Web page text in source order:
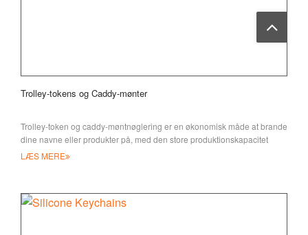
Trolley-tokens og Caddy-mønter
Trolley-token og caddy-møntnøglering er en økonomisk måde at brande
dine navne eller produkter på, med den store produktionskapacitet
LÆS MERE